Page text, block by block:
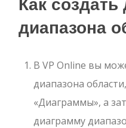
диапазона
В VP Online вы
диапазона
«Диаграммы», а
диаграмму